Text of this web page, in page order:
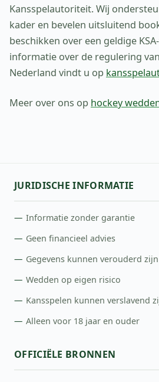
Kansspelautoriteit. Wij
kader en bevelen uitsluitend
beschikken over een geldige
informatie over de regulering
Nederland vindt u op
Meer over ons op hockey
JURIDISCHE INFORMATIE
Informatie zonder garantie
Geen financieel advies
Gegevens kunnen verouderd zijn
Wedden op eigen risico
Kansspelen kunnen verslavend
Alleen voor 18 jaar en ouder
OFFICIËLE BRONNEN